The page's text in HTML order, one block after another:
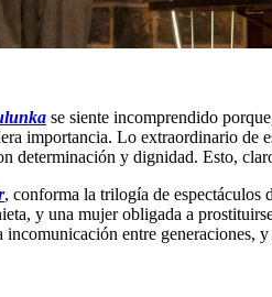
se siente incomprendido
importancia. Lo extraordinario
determinación y dignidad. Esto,
, conforma la trilogía de espectáculos
y una mujer obligada a
entre generaciones,